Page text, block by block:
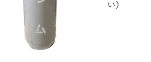
※代引